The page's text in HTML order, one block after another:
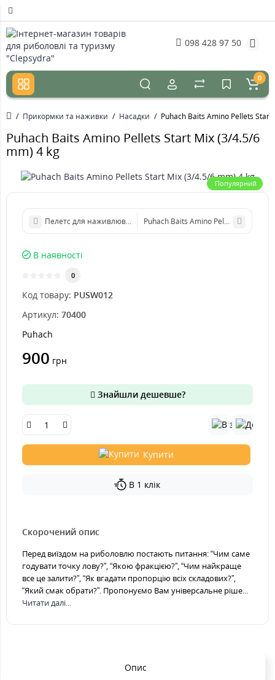
098 428 97 50
0
Прикормки та наживки Насадки Puhach Baits Amino Pellets
Puhach Baits Amino Pellets Start Mix (3/4.5/6
mm) 4 kg
Популярний
Puhach Baits Amino Pellets Big Mix
В наявності
0
Код товару: PUSW012
Артикул: 70400
Puhach
900 грн
Знайшли дешевше?
Купити
В 1 клік
Скорочений опис
Перед виїздом на риболовлю постають питання: “Чим саме
годувати точку лову?”, “Якою фракцією?”, “Чим найкраще
все це залити?”, “Як вгадати пропорцію всіх складових?”,
“Який смак обрати?”. Пропонуємо Вам універсальне ріше...
Читати далі...
Опис